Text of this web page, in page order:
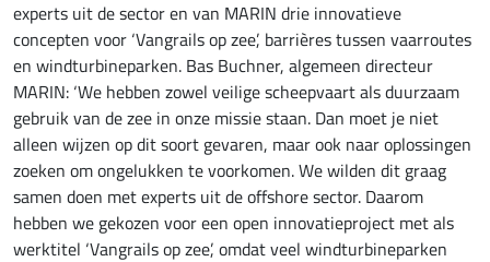
experts uit de sector en van MARIN drie innovatieve
concepten voor ‘Vangrails op zee’, barrières tussen vaarroutes
en windturbineparken. Bas Buchner, algemeen directeur
MARIN: ‘We hebben zowel veilige scheepvaart als duurzaam
gebruik van de zee in onze missie staan. Dan moet je niet
alleen wijzen op dit soort gevaren, maar ook naar oplossingen
zoeken om ongelukken te voorkomen. We wilden dit graag
samen doen met experts uit de offshore sector. Daarom
hebben we gekozen voor een open innovatieproject met als
werktitel ‘Vangrails op zee’, omdat veel windturbineparken